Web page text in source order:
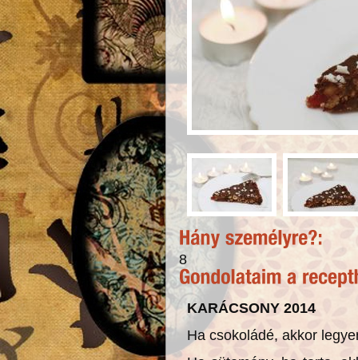
8
KARÁCSONY 2014
Ha csokoládé, akkor